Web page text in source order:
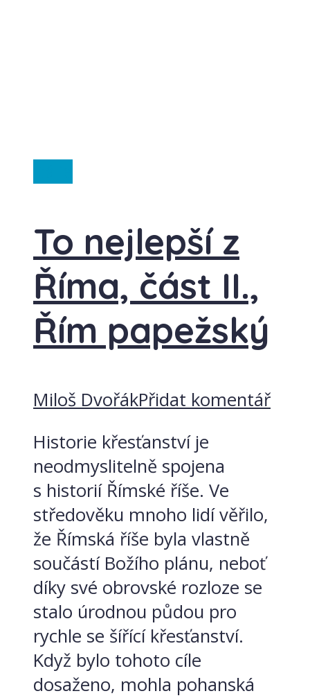
To nejlepší z
Říma, část II.,
Řím papežský
Miloš DvořákPřidat komentář
Historie křesťanství je
neodmyslitelně spojena
s historií Římské říše. Ve
středověku mnoho lidí věřilo,
že Římská říše byla vlastně
součástí Božího plánu, neboť
díky své obrovské rozloze se
stalo úrodnou půdou pro
rychle se šířící křesťanství.
Když bylo tohoto cíle
dosaženo, mohla pohanská